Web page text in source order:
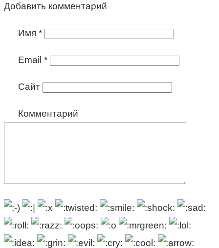
Добавить комментарий
Имя *
Email *
Сайт
Комментарий